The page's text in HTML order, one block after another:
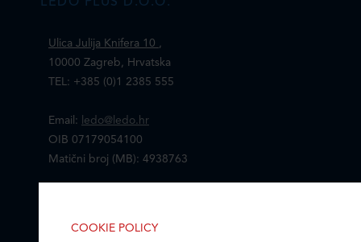
Ulica Julija Knifera 10 ,
10000 Zagreb, Hrvatska
TEL: +385 (0)1 2385 555
Email:
ledo@ledo.hr
OIB 07179054100
Matični broj (MB): 4938763
COOKIE POLICY
IZABERITE KOLAČIĆE NA STRANICI